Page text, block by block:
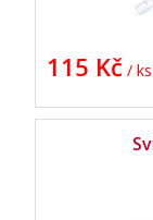
115 Kč / ks